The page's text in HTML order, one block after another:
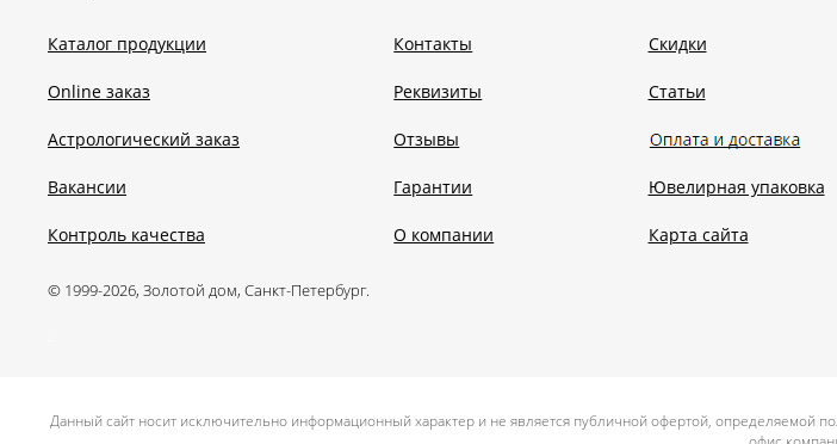
Каталог продукции
Online заказ
Астрологический заказ
Вакансии
Контроль качества
Контакты
Реквизиты
Отзывы
Гарантии
О компании
Скидки
Статьи
Ювелирная упаковка
Карта сайта
© 1999-2026, Золотой дом, Санкт-Петербург.
Данный сайт носит исключительно информационный характер и не является публичной офертой, определяемой